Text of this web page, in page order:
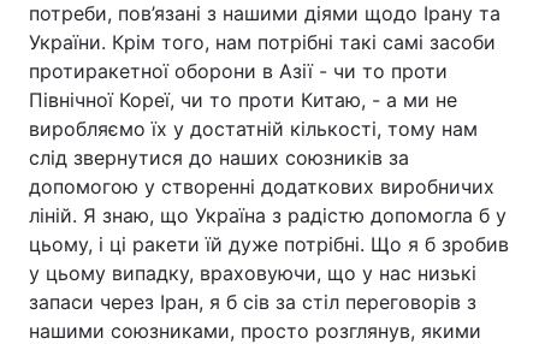
потреби, пов’язані з нашими діями щодо Ірану та
України. Крім того, нам потрібні такі самі засоби
протиракетної оборони в Азії - чи то проти
Північної Кореї, чи то проти Китаю, - а ми не
виробляємо їх у достатній кількості, тому нам
слід звернутися до наших союзників за
допомогою у створенні додаткових виробничих
ліній. Я знаю, що Україна з радістю допомогла б у
цьому, і ці ракети їй дуже потрібні. Що я б зробив
у цьому випадку, враховуючи, що у нас низькі
запаси через Іран, я б сів за стіл переговорів з
нашими союзниками, просто розглянув, якими